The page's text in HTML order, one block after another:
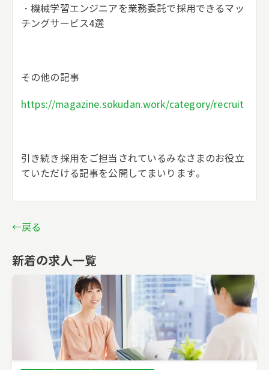
・機械学習エンジニアを業務委託で採用できるマッ
チングサービス4選
その他の記事
https://magazine.sokudan.work/category/recruit
引き続き採用をご担当されているみなさまのお役立
ていただける記事を公開してまいります。
←戻る
新着の求人一覧